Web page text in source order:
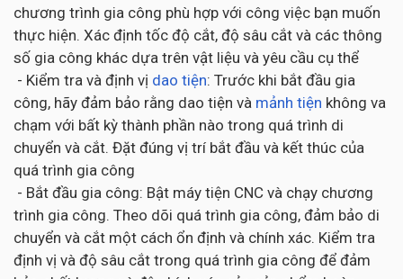
chương trình gia công phù hợp với công việc bạn muốn
thực hiện. Xác định tốc độ cắt, độ sâu cắt và các thông
số gia công khác dựa trên vật liệu và yêu cầu cụ thể
- Kiểm tra và định vị dao tiện: Trước khi bắt đầu gia
công, hãy đảm bảo rằng dao tiện và mảnh tiện không va
chạm với bất kỳ thành phần nào trong quá trình di
chuyển và cắt. Đặt đúng vị trí bắt đầu và kết thúc của
quá trình gia công
- Bắt đầu gia công: Bật máy tiện CNC và chạy chương
trình gia công. Theo dõi quá trình gia công, đảm bảo di
chuyển và cắt một cách ổn định và chính xác. Kiểm tra
định vị và độ sâu cắt trong quá trình gia công để đảm